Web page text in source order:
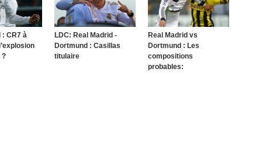
: CR7 à
?
LDC: Real Madrid -
Dortmund : Casillas
titulaire
Real Madrid vs
Dortmund : Les
compositions
probables: